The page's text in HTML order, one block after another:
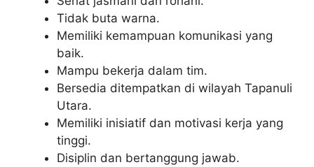
Tidak buta warna.
Memiliki kemampuan komunikasi yang
baik.
Mampu bekerja dalam tim.
Bersedia ditempatkan di wilayah Tapanuli
Utara.
Memiliki inisiatif dan motivasi kerja yang
tinggi.
Disiplin dan bertanggung jawab.